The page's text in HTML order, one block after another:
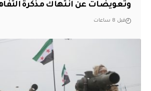
وتعويضات عن انتهاك مذكرة
قبل 8 ساعات